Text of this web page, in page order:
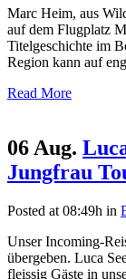
Marc Heim, aus
auf dem Flugplatz
Titelgeschichte im
Region kann auf
Read More
06 Aug.
Jungfrau
Posted at 08:49h in
Unser Incoming-
übergeben. Luca
fleissig Gäste in